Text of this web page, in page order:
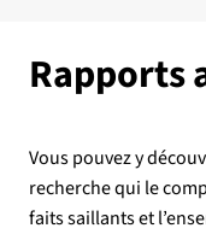
Rapports
Vous pouvez y
recherche qui le
faits saillants et